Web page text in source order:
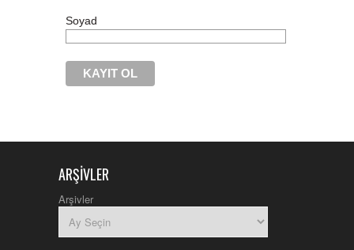
Soyad
ARŞIVLER
Arşivler
nike
max
pas
cher